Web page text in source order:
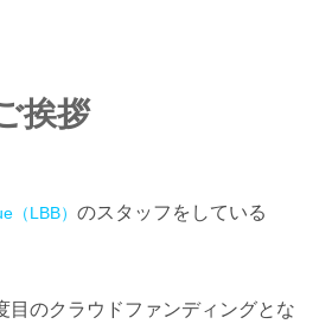
挨拶
（LBB） のスタッフをしている
目のクラウドファンディングとな